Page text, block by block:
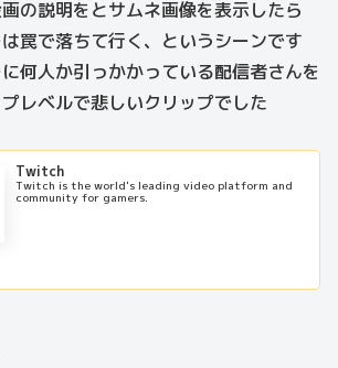
の説明をとサムネ画像を表示したら
罠で落ちて行く、というシーンです
何人か引っかかっている配信者さんを
レベルで悲しいクリップでした
Twitch
Twitch is the world's leading video platform and
community for gamers.